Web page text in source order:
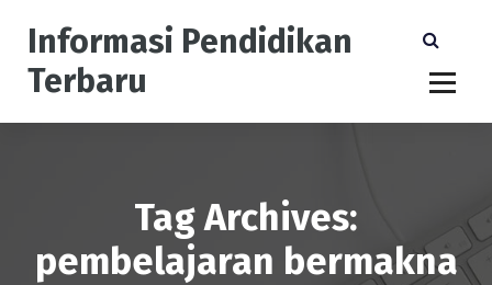
Informasi Pendidikan
Terbaru
Tag Archives:
pembelajaran bermakna